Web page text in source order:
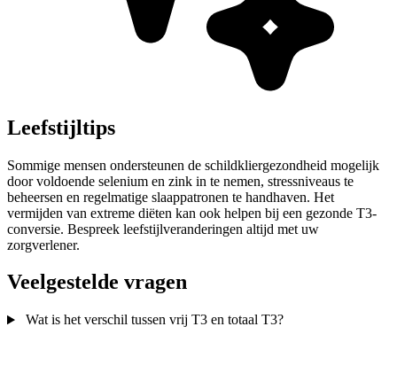
Leefstijltips
Sommige mensen ondersteunen de schildkliergezondheid mogelijk
door voldoende selenium en zink in te nemen, stressniveaus te
beheersen en regelmatige slaappatronen te handhaven. Het
vermijden van extreme diëten kan ook helpen bij een gezonde T3-
conversie. Bespreek leefstijlveranderingen altijd met uw
zorgverlener.
Veelgestelde vragen
Wat is het verschil tussen vrij T3 en totaal T3?